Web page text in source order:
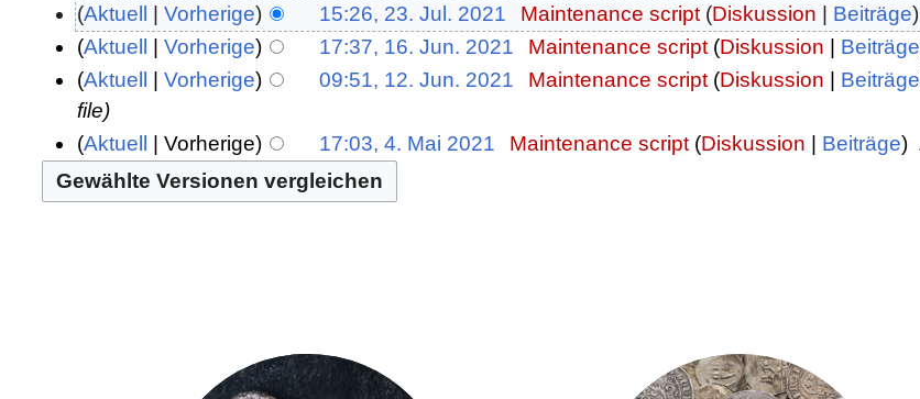
Aktuell
Vorherige 15:26, 23. Jul. 2021 Maintenance script Diskussion Beiträge
Aktuell
Vorherige 17:37, 16. Jun. 2021 Maintenance script Diskussion Beiträge
Aktuell
Vorherige 09:51, 12. Jun. 2021 Maintenance script Diskussion Beiträge
file
Aktuell
Vorherige 17:03, 4. Mai 2021 Maintenance script Diskussion Beiträge